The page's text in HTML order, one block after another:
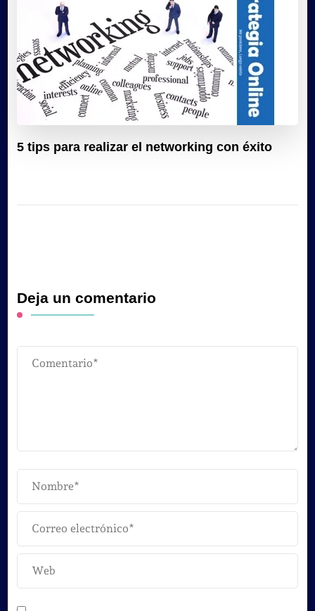
5 tips para realizar el networking con éxito
Deja un comentario